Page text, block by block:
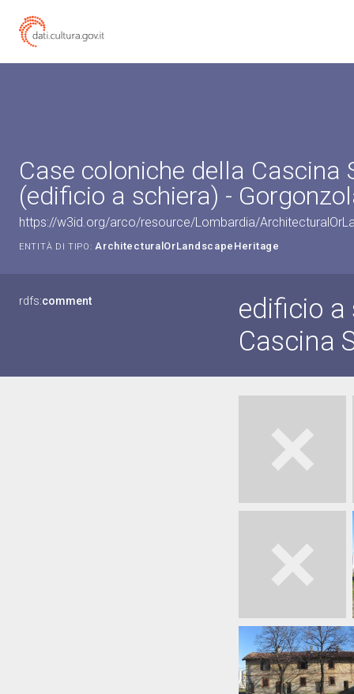
Case coloniche della Cascina
(edificio a schiera) -
https://w3id.org/arco/resource/Lombardia/
ENTITÀ DI TIPO: ArchitecturalOrLandscapeHeritage
rdfs:comment
edificio a
Cascina